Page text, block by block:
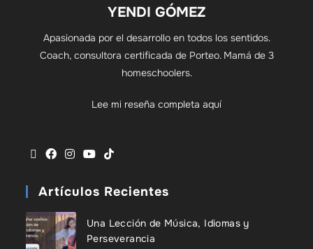
YENDI GÓMEZ
Apasionada por el desarrollo en todos los sentidos.
Coach, consultora certificada de Porteo. Mamá de 3
homeschoolers.
Lee mi reseña completa aquí
Artículos Recientes
Una Lección de Música, Idiomas y
Perseverancia